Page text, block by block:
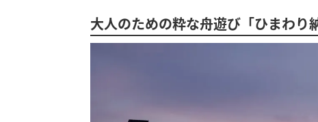
大人のための粋な舟遊び「ひまわり